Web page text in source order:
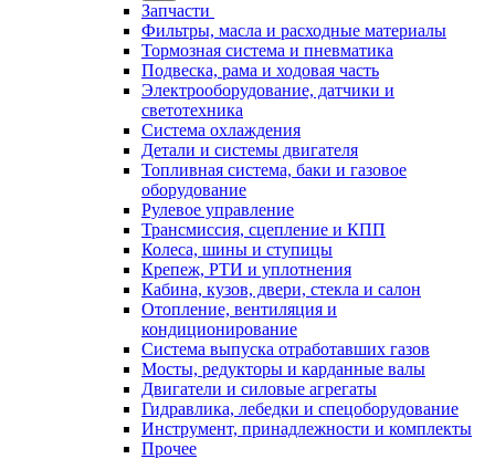
Запчасти
Фильтры, масла и расходные материалы
Тормозная система и пневматика
Подвеска, рама и ходовая часть
Электрооборудование, датчики и
светотехника
Система охлаждения
Детали и системы двигателя
Топливная система, баки и газовое
оборудование
Рулевое управление
Трансмиссия, сцепление и КПП
Колеса, шины и ступицы
Крепеж, РТИ и уплотнения
Кабина, кузов, двери, стекла и салон
Отопление, вентиляция и
кондиционирование
Система выпуска отработавших газов
Мосты, редукторы и карданные валы
Двигатели и силовые агрегаты
Гидравлика, лебедки и спецоборудование
Инструмент, принадлежности и комплекты
Прочее